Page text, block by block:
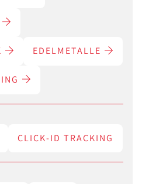
EDELMETALLE
CLICK-ID TRACKING